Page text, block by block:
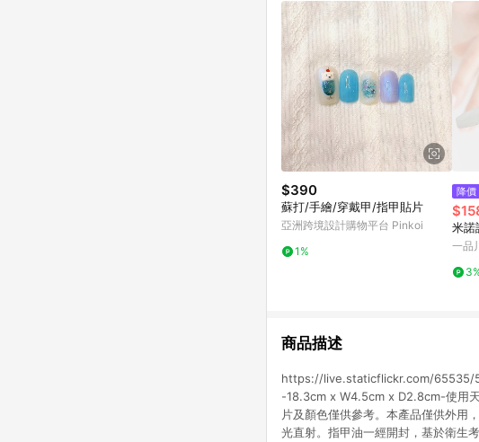
$390
蘇打/手繪/穿戴甲/指甲貼片
亞洲跨境設計購物平台 Pinkoi
1%
降價
米諾
一品
商品描述
https://live.staticflickr.com/65535/
-18.3cm x W4.5cm x D2.8cm-使用
片及顏色僅供參考。本產品僅供外用
光直射。指甲油一經開封，基於衛生